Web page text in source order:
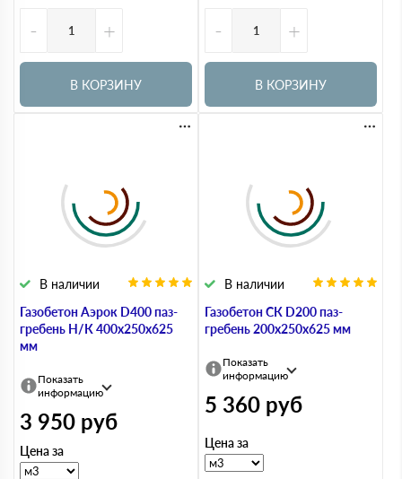
- +
В КОРЗИНУ
- +
В КОРЗИНУ
Газобетон Аэрок D400 паз-
гребень Н/К 400х250х625
мм
В наличии
Показать
информацию
3 950 руб
Цена за
Газобетон СК D200 паз-
гребень 200х250х625 мм
В наличии
Показать
информацию
5 360 руб
Цена за